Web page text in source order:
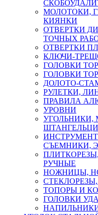
МОЛОТОКИ,
КИЯНКИ
ОТВЕРТКИ
ТОЧНЫХ
ОТВЕРТКИ
КЛЮЧИ-
ГОЛОВКИ
ГОЛОВКИ
ДОЛОТО-
РУЛЕТКИ,
ПРАВИЛА
УРОВНИ
УГОЛЬНИКИ,
СЪЕМНИКИ,
РУЧНЫЕ
НОЖНИЦЫ,
ТОПОРЫ И
ГОЛОВКИ